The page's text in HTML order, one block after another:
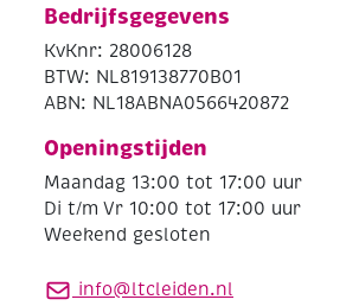
Bedrijfsgegevens
KvKnr: 28006128
BTW: NL819138770B01
ABN: NL18ABNA0566420872
Openingstijden
Maandag 13:00 tot 17:00 uur
Di t/m Vr 10:00 tot 17:00 uur
Weekend gesloten
info@ltcleiden.nl